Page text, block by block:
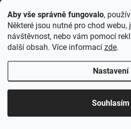
Aby vše správně fungovalo,
Některé jsou nutné pro chod
návštěvnost, nebo vám pomocí
další obsah. Více informací zde.
Nastavení
Souhlasím
PŘIJÍMÁME ONLINE PLATBY